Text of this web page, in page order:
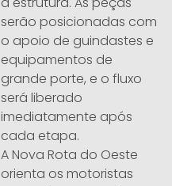
serão posicionadas com
o apoio de guindastes e
equipamentos de
grande porte, e o fluxo
será liberado
imediatamente após
cada etapa.
A Nova Rota do Oeste
orienta os motoristas